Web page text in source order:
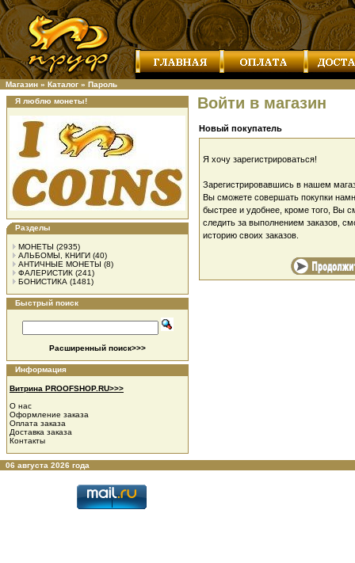
Магазин » Каталог » Пароль
Я люблю монеты!
Разделы
МОНЕТЫ (2935)
АЛЬБОМЫ, КНИГИ (40)
АНТИЧНЫЕ МОНЕТЫ (8)
ФАЛЕРИСТИК (241)
БОНИСТИКА (1481)
Быстрый поиск
Расширенный поиск>>>
Информация
Витрина PROOFSHOP.RU>>>
О нас
Оформление заказа
Оплата заказа
Доставка заказа
Контакты
Войти в магазин
Новый покупатель
Я хочу зарегистрироваться!
Зарегистрировавшись в нашем
Вы сможете совершать покупки
быстрее и удобнее, кроме того, Вы
следить за выполнением заказов,
историю своих заказов.
06 августа 2026 года